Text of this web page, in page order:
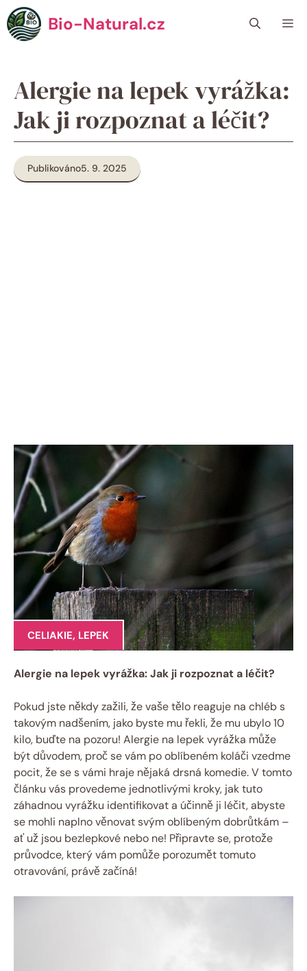
Přeskočit
na
obsah
Bio-Natural.cz
Alergie na lepek vyrážka:
Jak ji rozpoznat a léčit?
Publikováno5. 9. 2025
CELIAKIE, LEPEK
Alergie na lepek vyrážka: Jak ji rozpoznat a léčit?
Pokud jste někdy zažili, že vaše tělo reaguje na chléb s
takovým nadšením, jako byste mu řekli, že mu ubylo 10
kilo, buďte na pozoru! Alergie na lepek vyrážka může
být důvodem, proč se vám po oblíbeném koláči vzedme
pocit, že se s vámi hraje nějaká drsná komedie. V tomto
článku vás provedeme jednotlivými kroky, jak tuto
záhadnou vyrážku identifikovat a účinně ji léčit, abyste
se mohli naplno věnovat svým oblíbeným dobrůtkám –
ať už jsou bezlepkové nebo ne! Připravte se, protože
průvodce, který vám pomůže porozumět tomuto
otravování, právě začíná!